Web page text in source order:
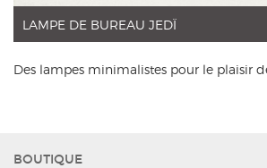
LAMPE DE BUREAU JEDÏ
Des lampes minimalistes pour le plaisir
BOUTIQUE